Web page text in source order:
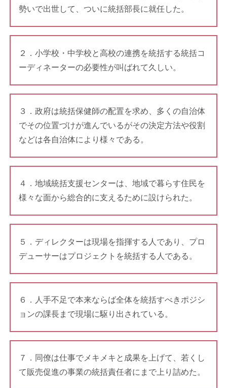
勢いで出世して、ついに統括部長に就任した。
２．小学校・中学校と高校の連携を統括する統括コ
ーディネーターの必要性が叫ばれて久しい。
３．政府は統括保健師の配置を求め、多くの自治体
でその位置づけが進んでいるがその決定方法や役割
などは各自治体により様々である。
４．地域統括支援センターは、地域で暮らす住民を
様々な面から総合的に支えるために設けられた。
５．ディレクターは現場を指揮する人であり、プロ
デューサーはプロジェクトを統括する人である。
６．人手不足で本来ならば全体を統括すべきポジシ
ョンの課長まで現場に駆り出されている。
７．同僚は仕事でメキメキと成果を上げて、若くし
て販売促進の事業の統括責任者にまで上り詰めた。